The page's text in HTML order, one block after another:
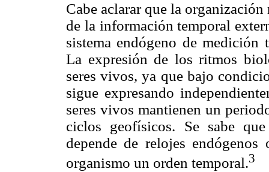
Cabe aclarar que la
de la información temporal
sistema endógeno de medición
La expresión de los ritmos
seres vivos, ya que bajo
sigue expresando
seres vivos mantienen un
ciclos geofísicos. Se sabe
depende de relojes
organismo un orden temporal.3